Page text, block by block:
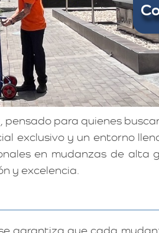
pensado para quienes
exclusivo y un entorno
en mudanzas de alta
y excelencia.